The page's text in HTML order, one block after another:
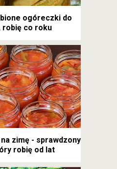
ogóreczki do
robię co roku
zimę - sprawdzony
robię od lat